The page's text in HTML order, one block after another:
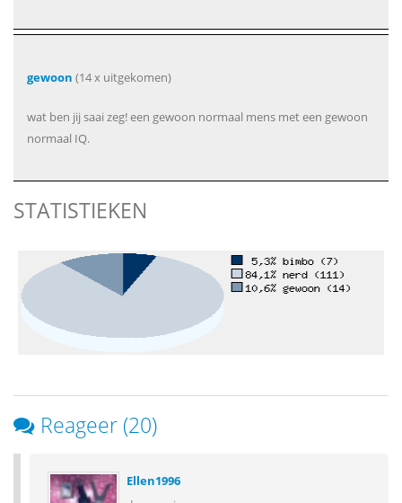
gewoon (14 x uitgekomen)
wat ben jij saai zeg! een gewoon normaal mens met een gewoon
normaal IQ.
STATISTIEKEN
Reageer (20)
Ellen1996